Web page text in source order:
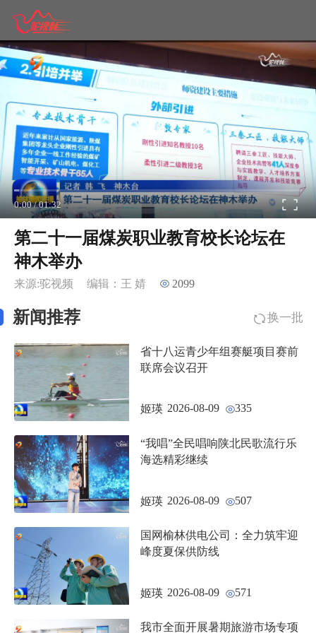
0:00/01:32
第二十一届煤炭职业教育校长论坛在
神木举办
来源:驼视频 编辑：王 婧 2099
新闻推荐 换一批
省十八运青少年组赛艇项目赛前
联席会议召开
姬瑛 2026-08-09 335
“我唱”全民唱响陕北民歌流行乐
海选精彩继续
姬瑛 2026-08-09 507
国网榆林供电公司：全力筑牢迎
峰度夏保供防线
姬瑛 2026-08-09 571
我市全面开展暑期旅游市场专项